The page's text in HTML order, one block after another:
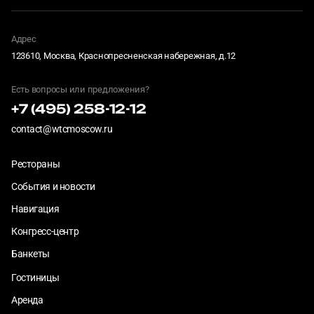
Адрес
123610, Москва, Краснопресненская набережная, д.12
Есть вопросы или предложения?
+7 (495) 258-12-12
contact@wtcmoscow.ru
Рестораны
События и новости
Навигация
Конгресс-центр
Банкеты
Гостиницы
Аренда